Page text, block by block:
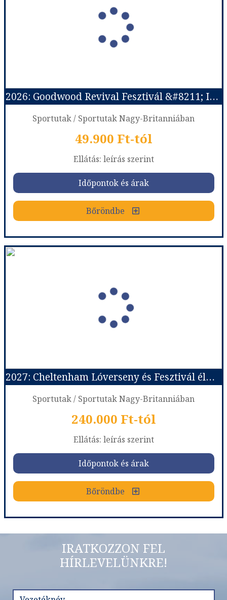
2026: Goodwood Revival Fesztivál &#8211; Időutazás a motorsport aranykorába
Sportutak / Sportutak Nagy-Britanniában
49.900 Ft-tól
Ellátás: leírás szerint
Időpontok és árak
Bőröndbe
2026: Goodwood Revival Fesztivál &#8211; Időutazás a motorsport aranykorába
Sportutak
Város:
Utazás módja: Egyénileg
leírás szerint
Szálláskategória:Aparthotel
két ágyas szoba
Időpont: 2026-09-18 | 1 nap
már 49.900 Ft-tól
Időpontok és árak
Bőröndbe
2027: Cheltenham Lóverseny és Fesztivál élmény
Sportutak / Sportutak Nagy-Britanniában
240.000 Ft-tól
Ellátás: leírás szerint
Időpontok és árak
Bőröndbe
Ország:Sportutak
Ellátás:leírás szerint
IRATKOZZON FEL
HÍRLEVELÜNKRE!